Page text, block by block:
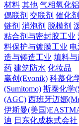
材料 其他 气相氧化铝
偶联剂 交联剂 催化剂
链剂 消泡剂 脱模剂
粘合剂与密封胶工业
料保护与镀膜工业
造与铸造工业 填料
药 建筑防水 化妆品
赢创(Evonik) 科慕化
(Sumitomo) 斯泰化学
(AGC) 西班牙迈娜
伊斯曼(美国
迪 日东化成株式会社